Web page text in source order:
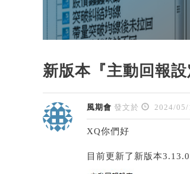
新版本『主動回報
風期會 發文於 2024/05/
XQ你們好
目前更新了新版本